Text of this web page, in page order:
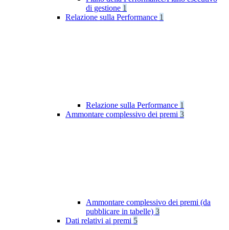
di gestione 1
Relazione sulla Performance 1
Relazione sulla Performance 1
Ammontare complessivo dei premi 3
Ammontare complessivo dei premi (da
pubblicare in tabelle) 3
Dati relativi ai premi 5